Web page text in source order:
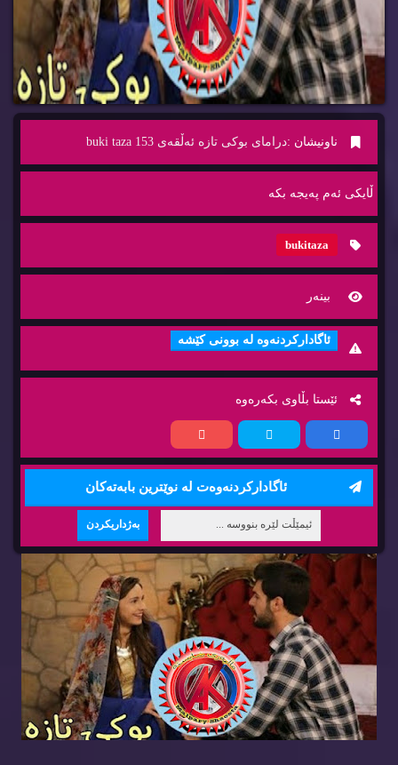
ناونیشان :درامای بوکی تازە ئەڵقەی 153 buki taza
ڵایكی ئه‌م په‌یجه‌ بكه‌
bukitaza
بینه‌ر
ئاگاداركردنه‌وه‌ له‌ بوونی كێشه‌
ئێستا بڵاوی بكه‌ره‌وه‌
ئاگاداركردنه‌وه‌ت له‌ نوێترین بابه‌ته‌كان